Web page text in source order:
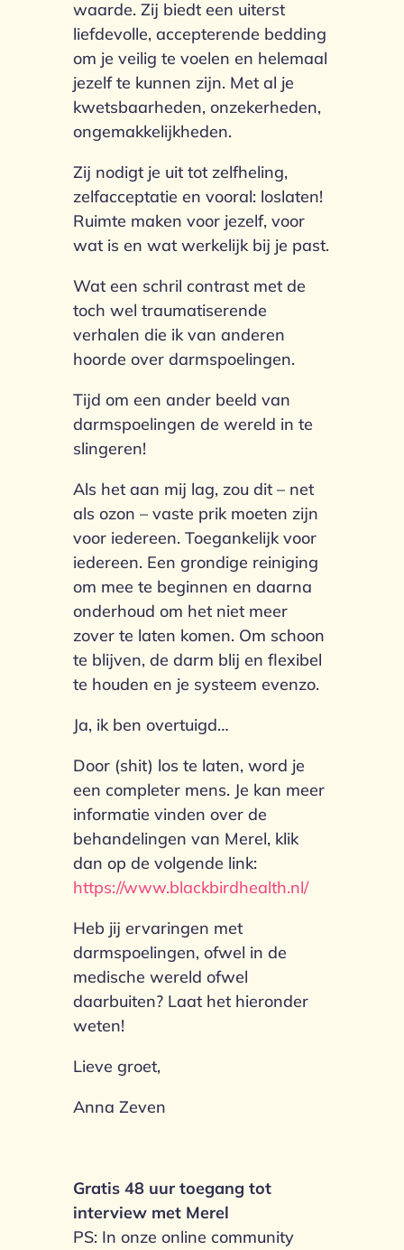
waarde. Zij biedt een uiterst
liefdevolle, accepterende bedding
om je veilig te voelen en helemaal
jezelf te kunnen zijn. Met al je
kwetsbaarheden, onzekerheden,
ongemakkelijkheden.
Zij nodigt je uit tot zelfheling,
zelfacceptatie en vooral: loslaten!
Ruimte maken voor jezelf, voor
wat is en wat werkelijk bij je past.
Wat een schril contrast met de
toch wel traumatiserende
verhalen die ik van anderen
hoorde over darmspoelingen.
Tijd om een ander beeld van
darmspoelingen de wereld in te
slingeren!
Als het aan mij lag, zou dit – net
als ozon – vaste prik moeten zijn
voor iedereen. Toegankelijk voor
iedereen. Een grondige reiniging
om mee te beginnen en daarna
onderhoud om het niet meer
zover te laten komen. Om schoon
te blijven, de darm blij en flexibel
te houden en je systeem evenzo.
Ja, ik ben overtuigd…
Door (shit) los te laten, word je
een completer mens. Je kan meer
informatie vinden over de
behandelingen van Merel, klik
dan op de volgende link:
https://www.blackbirdhealth.nl/
Heb jij ervaringen met
darmspoelingen, ofwel in de
medische wereld ofwel
daarbuiten? Laat het hieronder
weten!
Lieve groet,
Anna Zeven
Gratis 48 uur toegang tot
interview met Merel
PS: In onze online community